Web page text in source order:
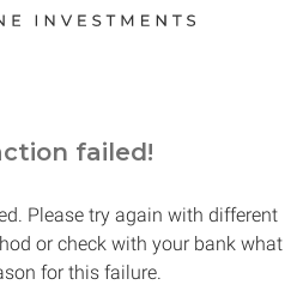
failed!
Please try again with different
or check with your bank what
for this failure.